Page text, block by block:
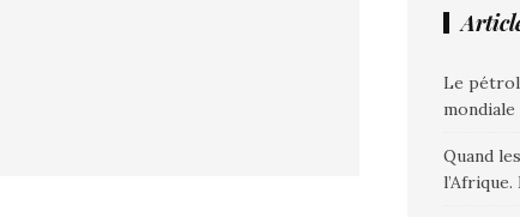
Le
mondiale
Quand